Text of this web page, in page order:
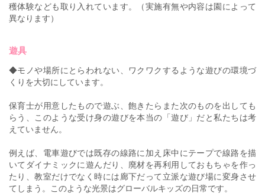
穫体験なども取り入れています。（実施有無や内容は園によって
異なります）
遊具
◆モノや場所にとらわれない、ワクワクするような遊びの環境づ
くりを大切にしています。
保育士が用意したもので遊ぶ、飽きたらまた次のものを出しても
らう、このような受け身の遊びを本当の「遊び」だと私たちは考
えていません。
例えば、電車遊びでは既存の線路に加え床中にテープで線路を描
いてダイナミックに遊んだり、廃材を再利用しておもちゃを作っ
たり、教室だけでなく時には廊下だって立派な遊び場に変身させ
てしまう。このような光景はグローバルキッズの日常です。